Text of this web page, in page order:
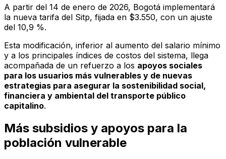
A partir del 14 de enero de 2026, Bogotá implementará
la nueva tarifa del Sitp, fijada en $3.550, con un ajuste
del 10,9 %.
Esta modificación, inferior al aumento del salario mínimo
y a los principales índices de costos del sistema, llega
acompañada de un refuerzo a los apoyos sociales
para los usuarios más vulnerables y de nuevas
estrategias para asegurar la sostenibilidad social,
financiera y ambiental del transporte público
capitalino.
Más subsidios y apoyos para la
población vulnerable